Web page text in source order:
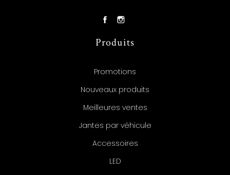
Produits
Promotions
Nouveaux produits
Meilleures ventes
Jantes par véhicule
Accessoires
LED